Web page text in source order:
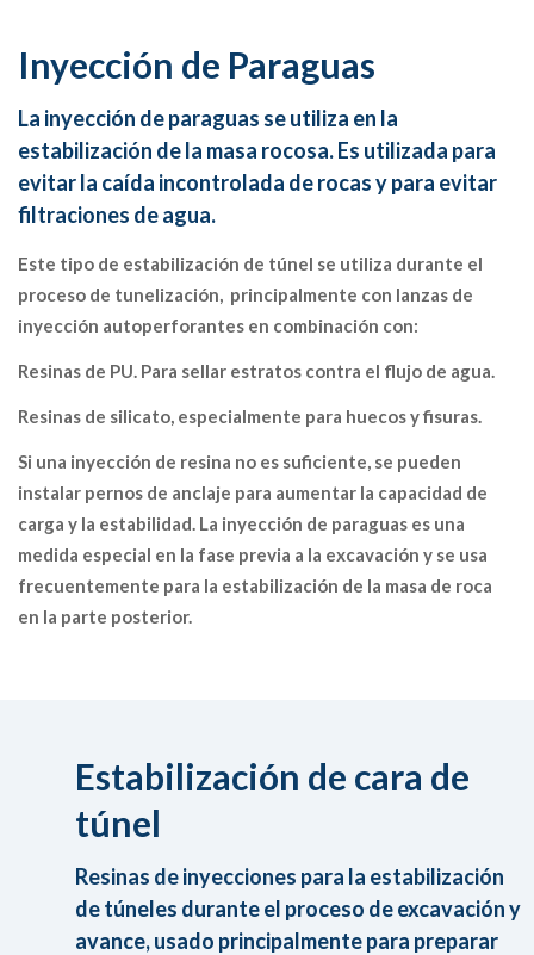
Inyección de Paraguas
La inyección de paraguas se utiliza en la
estabilización de la masa rocosa. Es utilizada para
evitar la caída incontrolada de rocas y para evitar
filtraciones de agua.
Este tipo de estabilización de túnel se utiliza durante el
proceso de tunelización, principalmente con lanzas de
inyección autoperforantes en combinación con:
Resinas de PU. Para sellar estratos contra el flujo de agua.
Resinas de silicato, especialmente para huecos y fisuras.
Si una inyección de resina no es suficiente, se pueden
instalar pernos de anclaje para aumentar la capacidad de
carga y la estabilidad. La inyección de paraguas es una
medida especial en la fase previa a la excavación y se usa
frecuentemente para la estabilización de la masa de roca
en la parte posterior.
Estabilización de cara de
túnel
Resinas de inyecciones para la estabilización
de túneles durante el proceso de excavación y
avance, usado principalmente para preparar